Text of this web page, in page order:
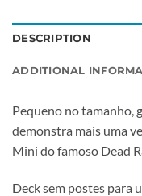
DESCRIPTION
ADDITIONAL
Pequeno no tamanho,
demonstra mais uma
Mini do famoso Dead
Deck sem postes para